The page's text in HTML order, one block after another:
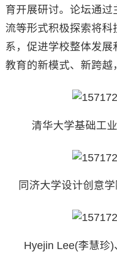
育开展研讨。论坛通
流等形式积极探索将
系，促进学校整体发
教育的新模式、新跨越
清华大学基础工
同济大学设计创意
Hyejin Lee(李慧珍